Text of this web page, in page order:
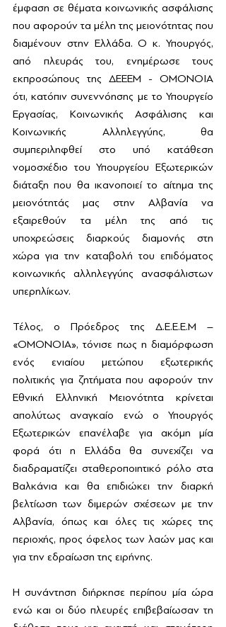
έμφαση σε θέματα κοινωνικής ασφάλισης
που αφορούν τα μέλη της μειονότητας που
διαμένουν στην Ελλάδα. Ο κ. Υπουργός,
από πλευράς του, ενημέρωσε τους
εκπροσώπους της ΔΕΕΕΜ - ΟΜΟΝΟΙΑ
ότι, κατόπιν συνεννόησης με το Υπουργείο
Εργασίας, Κοινωνικής Ασφάλισης και
Κοινωνικής Αλληλεγγύης, θα
συμπεριληφθεί στο υπό κατάθεση
νομοσχέδιο του Υπουργείου Εξωτερικών
διάταξη που θα ικανοποιεί το αίτημα της
μειονότητάς μας στην Αλβανία να
εξαιρεθούν τα μέλη της από τις
υποχρεώσεις διαρκούς διαμονής στη
χώρα για την καταβολή του επιδόματος
κοινωνικής αλληλεγγύης ανασφάλιστων
υπερηλίκων.
Τέλος, ο Πρόεδρος της Δ.Ε.Ε.Ε.Μ –
«ΟΜΟΝΟΙΑ», τόνισε πως η διαμόρφωση
ενός ενιαίου μετώπου εξωτερικής
πολιτικής για ζητήματα που αφορούν την
Εθνική Ελληνική Μειονότητα κρίνεται
απολύτως αναγκαίο ενώ ο Υπουργός
Εξωτερικών επανέλαβε για ακόμη μία
φορά ότι η Ελλάδα θα συνεχίζει να
διαδραματίζει σταθεροποιητικό ρόλο στα
Βαλκάνια και θα επιδιώκει την διαρκή
βελτίωση των διμερών σχέσεων με την
Αλβανία, όπως και όλες τις χώρες της
περιοχής, προς όφελος των λαών μας και
για την εδραίωση της ειρήνης.
Η συνάντηση διήρκησε περίπου μία ώρα
ενώ και οι δύο πλευρές επιβεβαίωσαν τη